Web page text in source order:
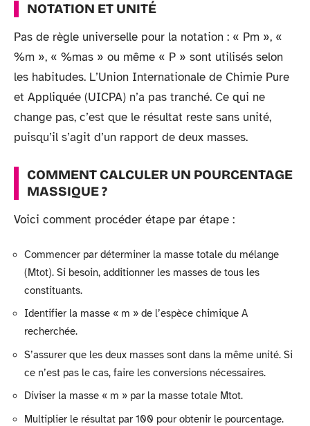
NOTATION ET UNITÉ
Pas de règle universelle pour la notation : « Pm », «
%m », « %mas » ou même « P » sont utilisés selon
les habitudes. L’Union Internationale de Chimie Pure
et Appliquée (UICPA) n’a pas tranché. Ce qui ne
change pas, c’est que le résultat reste sans unité,
puisqu’il s’agit d’un rapport de deux masses.
COMMENT CALCULER UN POURCENTAGE
MASSIQUE ?
Voici comment procéder étape par étape :
Commencer par déterminer la masse totale du mélange
(Mtot). Si besoin, additionner les masses de tous les
constituants.
Identifier la masse « m » de l’espèce chimique A
recherchée.
S’assurer que les deux masses sont dans la même unité. Si
ce n’est pas le cas, faire les conversions nécessaires.
Diviser la masse « m » par la masse totale Mtot.
Multiplier le résultat par 100 pour obtenir le pourcentage.